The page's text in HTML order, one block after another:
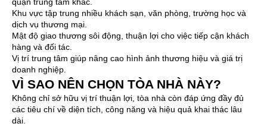
quận trung tâm khác.
Khu vực tập trung nhiều khách sạn, văn phòng, trường học và
dịch vụ thương mại.
Mật độ giao thương sôi động, thuận lợi cho việc tiếp cận khách
hàng và đối tác.
Vị trí trung tâm giúp nâng cao hình ảnh thương hiệu và giá trị
doanh nghiệp.
VÌ SAO NÊN CHỌN TÒA NHÀ NÀY?
Không chỉ sở hữu vị trí thuận lợi, tòa nhà còn đáp ứng đầy đủ
các tiêu chí về diện tích, công năng và hiệu quả khai thác lâu
dài.